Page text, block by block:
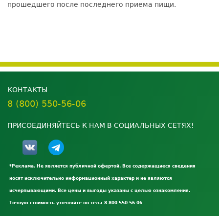
прошедшего после последнего приема пищи.
КОНТАКТЫ
8 (800) 550-56-06
ПРИСОЕДИНЯЙТЕСЬ К НАМ В СОЦИАЛЬНЫХ СЕТЯХ!
*Реклама. Не является публичной офертой. Все содержащиеся сведения
носят исключительно информационный характер и не являются
исчерпывающими. Все цены и выгоды указаны с целью ознакомления.
Точную стоимость уточняйте по тел.: 8 800 550 56 06